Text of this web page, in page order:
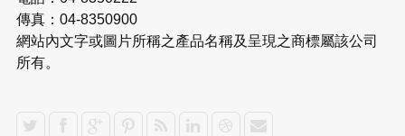
傳真：04-8350900
網站內文字或圖片所稱之產品名稱及呈現之商標屬該公司
所有。